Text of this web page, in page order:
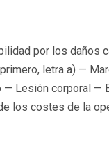
por los daños
letra a) —
Lesión corporal —
los costes de la